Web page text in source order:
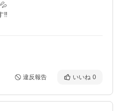
‼️
違反報告 いいね 0